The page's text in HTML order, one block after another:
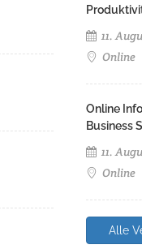
11.
Online
Online
Business
11.
Online
Alle